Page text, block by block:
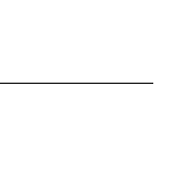
Copenhagen